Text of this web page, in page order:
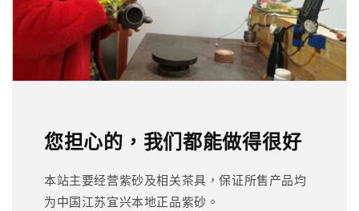
您担心的，我们都能做得很好
本站主要经营紫砂及相关茶具，保证所售产品均
为中国江苏宜兴本地正品紫砂。